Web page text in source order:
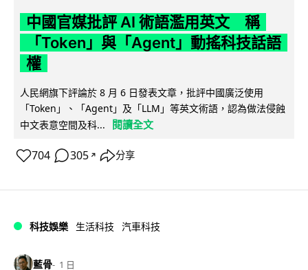
中國官媒批評 AI 術語濫用英文 稱
「Token」與「Agent」動搖科技話語
權
人民網旗下評論於 8 月 6 日發表文章，批評中國廣泛使用
「Token」、「Agent」及「LLM」等英文術語，認為做法侵蝕
中文表意空間及科...
閱讀全文
704 305 ↗ 分享
科技娛樂 生活科技 汽車科技
藍骨 1 日